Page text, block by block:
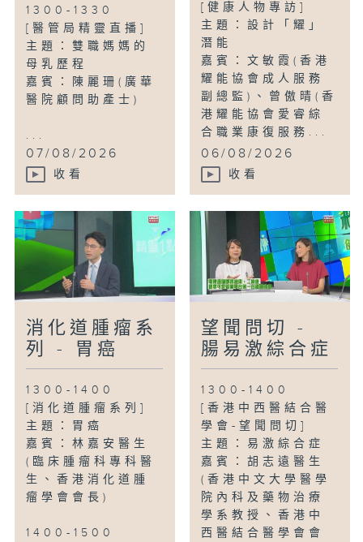
1300-1330
[醫管局精靈直播]
主題：雙職媽媽的
母乳歷程
嘉賓：陳麗珊(廣華
醫院顧問助產士)
...
07/08/2026
收看
[健康人物專訪]
主題：設計「耀」
潛能
嘉賓：文敏霞(香港
耀能協會成人服務
副總監)、曾傲晴(香
港耀能協會愛睿綜
合職業康復服務...
06/08/2026
收看
消化道腫瘤系
列 - 胃癌
1300-1400
[消化道腫瘤系列]
主題：胃癌
嘉賓：林嘉安醫生
(臨床腫瘤科專科醫
生、香港消化道腫
瘤學會會長)
1400-1500
望聞問切 -
腸易激綜合症
1300-1400
[香港中西醫結合醫
學會-望聞問切]
主題：易激綜合症
嘉賓：胡志遠醫生
(香港中文大學醫學
院內科及藥物治療
學系教授、香港中
西醫結合醫學會會